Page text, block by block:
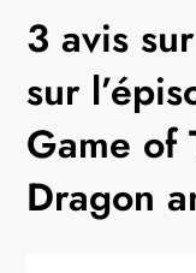
g
a
t
i
3 avis
sur
Game of
Dragon